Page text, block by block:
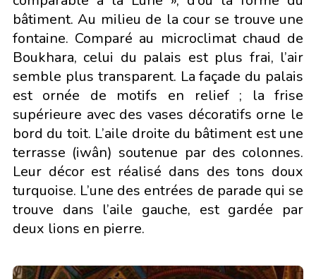
bâtiment. Au milieu de la cour se trouve une
fontaine. Comparé au microclimat chaud de
Boukhara, celui du palais est plus frai, l’air
semble plus transparent. La façade du palais
est ornée de motifs en relief ; la frise
supérieure avec des vases décoratifs orne le
bord du toit. L’aile droite du bâtiment est une
terrasse (iwân) soutenue par des colonnes.
Leur décor est réalisé dans des tons doux
turquoise. L’une des entrées de parade qui se
trouve dans l’aile gauche, est gardée par
deux lions en pierre.